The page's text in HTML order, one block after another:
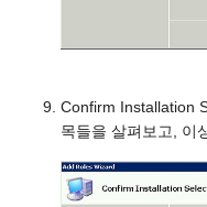
Confirm Installation
목들을 살펴보고, 이